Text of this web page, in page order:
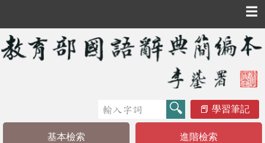
☰
學習筆記
基本檢索 進階檢索